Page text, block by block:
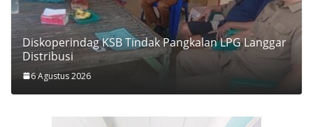
Diskoperindag KSB Tindak Pangkalan LPG Langgar
Distribusi
6 Agustus 2026